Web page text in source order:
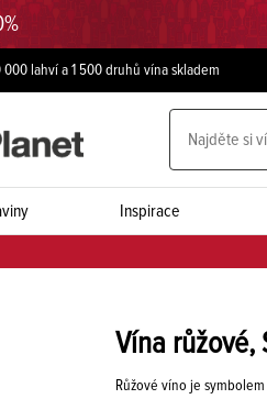
000 lahví a 1 500 druhů vína skladem
Inspirace
Vína růžové,
Růžové víno je